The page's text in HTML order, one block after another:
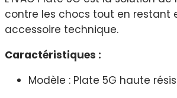
contre les chocs tout en restant
accessoire technique.
Caractéristiques :
Modèle : Plate 5G haute